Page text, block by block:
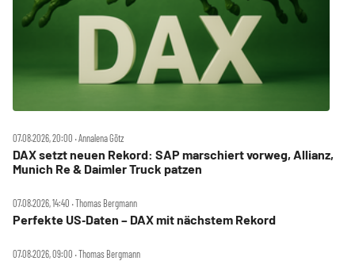
07.08.2026, 20:00 ‧ Annalena Götz
DAX setzt neuen Rekord: SAP marschiert vorweg, Allianz,
Munich Re & Daimler Truck patzen
07.08.2026, 14:40 ‧ Thomas Bergmann
Perfekte US‑Daten – DAX mit nächstem Rekord
07.08.2026, 09:00 ‧ Thomas Bergmann